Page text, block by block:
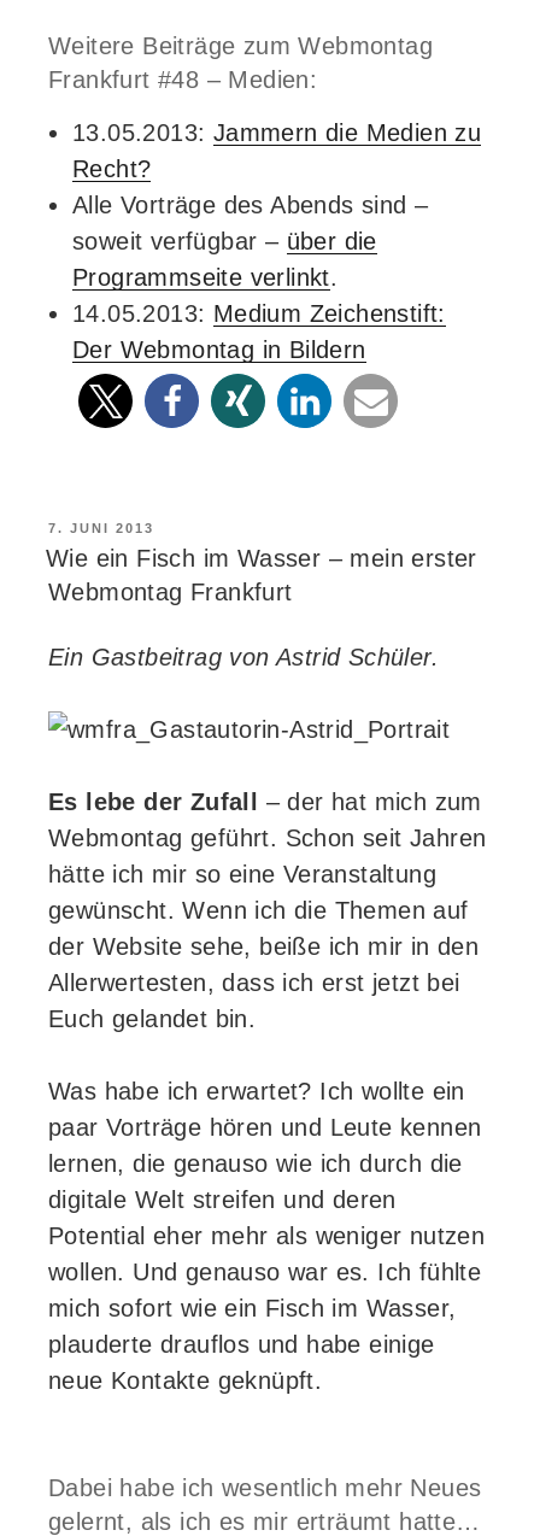
Weitere Beiträge zum Webmontag
Frankfurt #48 – Medien:
13.05.2013: Jammern die Medien zu
Recht?
Alle Vorträge des Abends sind –
soweit verfügbar – über die
Programmseite verlinkt.
14.05.2013: Medium Zeichenstift:
Der Webmontag in Bildern
VERÖFFENTLICHT
AM
7. JUNI 2013
Wie ein Fisch im Wasser – mein erster
Webmontag Frankfurt
Ein Gastbeitrag von Astrid Schüler.
Es lebe der Zufall – der hat mich zum
Webmontag geführt. Schon seit Jahren
hätte ich mir so eine Veranstaltung
gewünscht. Wenn ich die Themen auf
der Website sehe, beiße ich mir in den
Allerwertesten, dass ich erst jetzt bei
Euch gelandet bin.
Was habe ich erwartet? Ich wollte ein
paar Vorträge hören und Leute kennen
lernen, die genauso wie ich durch die
digitale Welt streifen und deren
Potential eher mehr als weniger nutzen
wollen. Und genauso war es. Ich fühlte
mich sofort wie ein Fisch im Wasser,
plauderte drauflos und habe einige
neue Kontakte geknüpft.
Dabei habe ich wesentlich mehr Neues
gelernt, als ich es mir erträumt hatte…